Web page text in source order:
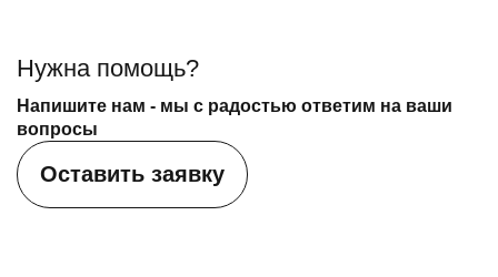
Нужна помощь?
Напишите нам - мы с радостью ответим на ваши
вопросы
Оставить заявку